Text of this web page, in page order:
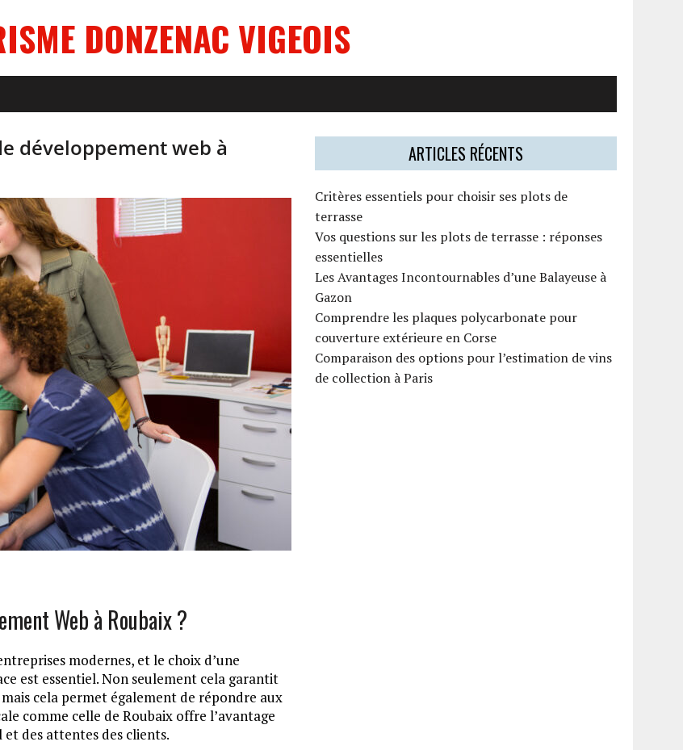
DONZENAC VIGEOIS
développement web à
Web à Roubaix ?
modernes, et le choix d’une
est essentiel. Non seulement cela garantit
cela permet également de répondre aux
comme celle de Roubaix offre l’avantage
des attentes des clients.
ARTICLES RÉCENTS
Critères essentiels pour choisir ses plots de
terrasse
Vos questions sur les plots de terrasse : réponses
essentielles
Les Avantages Incontournables d’une Balayeuse à
Gazon
Comprendre les plaques polycarbonate pour
couverture extérieure en Corse
Comparaison des options pour l’estimation de vins
de collection à Paris